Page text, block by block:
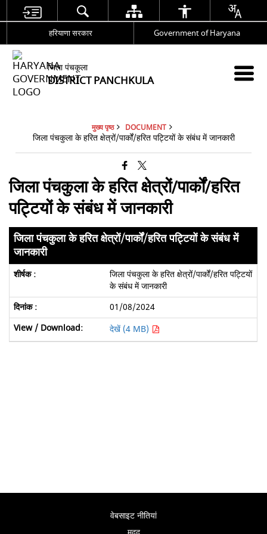
हरियाणा सरकार Government of Haryana
जिला पंचकूला
DISTRICT PANCHKULA
मुख्य पृष्ठ DOCUMENT
जिला पंचकुला के हरित क्षेत्रों/पार्कों/हरित पट्टियों के संबंध में जानकारी
जिला पंचकुला के हरित क्षेत्रों/पार्कों/हरित
पट्टियों के संबंध में जानकारी
जिला पंचकुला के हरित क्षेत्रों/पार्कों/हरित पट्टियों के संबंध में
जानकारी
जिला पंचकुला के हरित क्षेत्रों/पार्कों/हरित पट्टियों
के संबंध में जानकारी
01/08/2024
देखें (4 MB)
वेबसाइट नीतियां